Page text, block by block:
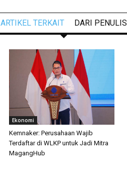
ARTIKEL TERKAIT DARI PENULIS
Ekonomi
Kemnaker: Perusahaan Wajib
Terdaftar di WLKP untuk Jadi Mitra
MagangHub